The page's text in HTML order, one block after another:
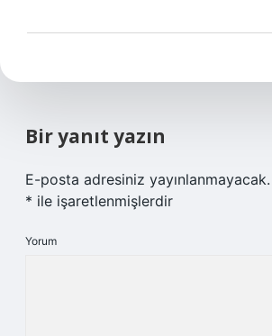
Bir yanıt yazın
E-posta adresiniz yayınlanmayacak.
* ile işaretlenmişlerdir
Yorum